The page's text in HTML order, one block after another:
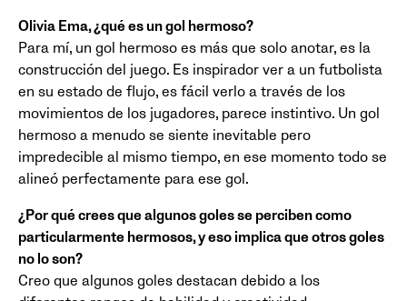
Olivia Ema, ¿qué es un gol hermoso?
Para mí, un gol hermoso es más que solo anotar, es la
construcción del juego. Es inspirador ver a un futbolista
en su estado de flujo, es fácil verlo a través de los
movimientos de los jugadores, parece instintivo. Un gol
hermoso a menudo se siente inevitable pero
impredecible al mismo tiempo, en ese momento todo se
alineó perfectamente para ese gol.
¿Por qué crees que algunos goles se perciben como
particularmente hermosos, y eso implica que otros goles
no lo son?
Creo que algunos goles destacan debido a los